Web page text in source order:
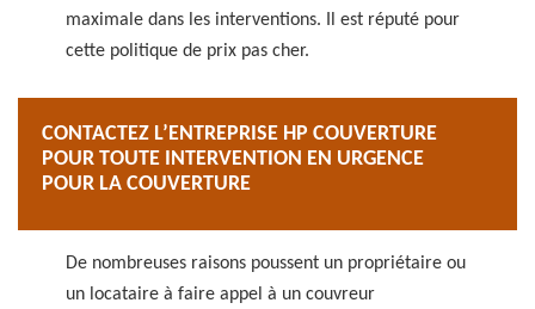
maximale dans les interventions. Il est réputé pour
cette politique de prix pas cher.
CONTACTEZ L’ENTREPRISE HP COUVERTURE
POUR TOUTE INTERVENTION EN URGENCE
POUR LA COUVERTURE
De nombreuses raisons poussent un propriétaire ou
un locataire à faire appel à un couvreur